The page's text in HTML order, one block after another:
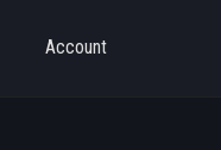
Account